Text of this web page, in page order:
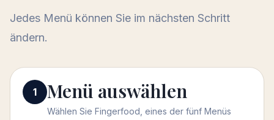
Jedes Menü können Sie im nächsten Schritt
ändern.
1 Menü auswählen
Wählen Sie Fingerfood, eines der fünf Menüs